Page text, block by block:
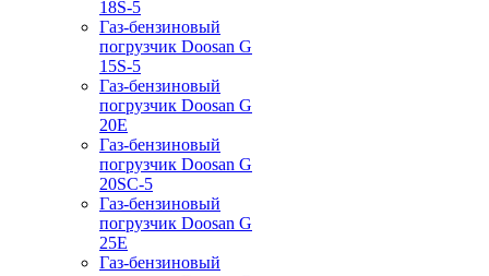
18S-5
Газ-бензиновый
погрузчик Doosan G
15S-5
Газ-бензиновый
погрузчик Doosan G
20E
Газ-бензиновый
погрузчик Doosan G
20SC-5
Газ-бензиновый
погрузчик Doosan G
25E
Газ-бензиновый